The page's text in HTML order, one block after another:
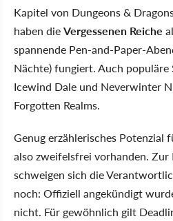
Kapitel von Dungeons &
haben dieVergessenen Reiche
spannende Pen-and-Paper-
Nächte) fungiert. Auch populäre
Icewind Dale und Neverwinter
Forgotten Realms.
Genug erzählerisches Potenzial
also zweifelsfrei vorhanden.
schweigen sich die
noch: Offiziell angekündigt
nicht. Für gewöhnlich gilt